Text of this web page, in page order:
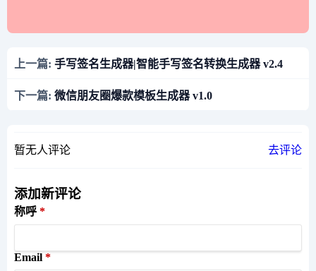
上一篇: 手写签名生成器|智能手写签名转换生成器 v2.4
下一篇: 微信朋友圈爆款模板生成器 v1.0
暂无人评论 去评论
添加新评论
称呼
Email